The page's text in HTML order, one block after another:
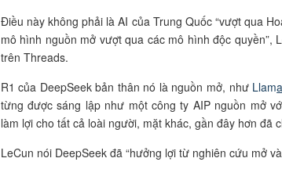
Điều này không phải là AI của Trung Quốc “vượt qua
mô hình nguồn mở vượt qua các mô hình độc quyền”,
trên Threads.
R1 của DeepSeek bản thân nó là nguồn mở, như Llam
từng được sáng lập như một công ty AIP nguồn mở
làm lợi cho tất cả loài người, mặt khác, gần đây hơn đã
LeCun nói DeepSeek đã “hưởng lợi từ nghiên cứu mở